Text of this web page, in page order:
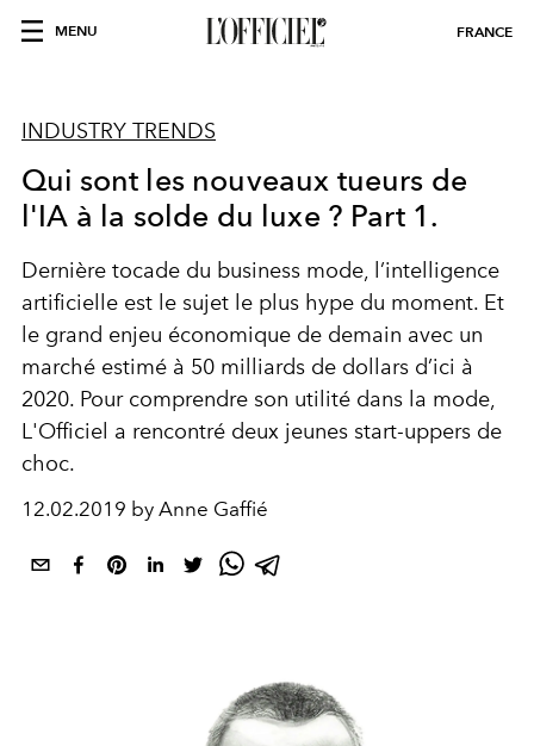
MENU FRANCE
INDUSTRY TRENDS
Qui sont les nouveaux tueurs de
l'IA à la solde du luxe ? Part 1.
Dernière tocade du business mode, l’intelligence
artificielle est le sujet le plus hype du moment. Et
le grand enjeu économique de demain avec un
marché estimé à 50 milliards de dollars d’ici à
2020. Pour comprendre son utilité dans la mode,
L'Officiel a rencontré deux jeunes start-uppers de
choc.
12.02.2019 by Anne Gaffié